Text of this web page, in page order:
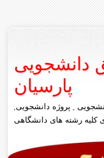
پروژه دانشجویی
مکانیک
علوم انسانی
تماس با ما
دانشجویی
پارسیان
, پروژه دانشجویی,
کلیه رشته های دانشگاهی